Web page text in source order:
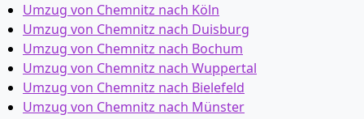
Umzug von Chemnitz nach Köln
Umzug von Chemnitz nach Duisburg
Umzug von Chemnitz nach Bochum
Umzug von Chemnitz nach Wuppertal
Umzug von Chemnitz nach Bielefeld
Umzug von Chemnitz nach Münster